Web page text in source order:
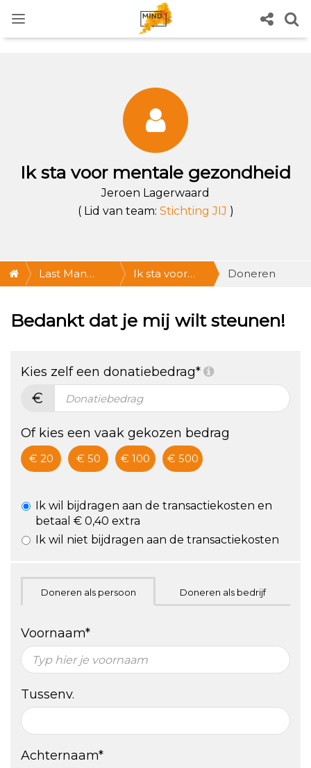
Ik sta voor mentale gezondheid
Jeroen Lagerwaard
( Lid van team: Stichting JIJ )
Last Man
2022
Ik sta voor
gezondheid
Doneren
Bedankt dat je mij wilt steunen!
Kies zelf een donatiebedrag*
€
Of kies een vaak gekozen bedrag
€ 20 € 50 € 100 € 500
Ik wil bijdragen aan de transactiekosten en
betaal € 0,40 extra
Ik wil niet bijdragen aan de transactiekosten
Doneren als persoon Doneren als bedrijf
Voornaam*
Tussenv.
Achternaam*